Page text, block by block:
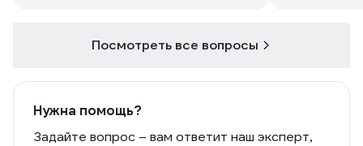
Посмотреть все вопросы
Нужна помощь?
Задайте вопрос – вам ответит наш эксперт,